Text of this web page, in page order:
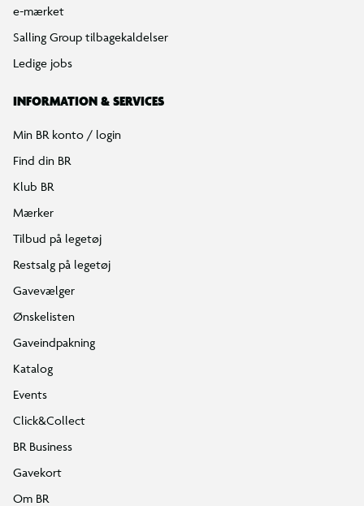
e-mærket
Salling Group tilbagekaldelser
Ledige jobs
INFORMATION & SERVICES
Min BR konto / login
Find din BR
Klub BR
Mærker
Tilbud på legetøj
Restsalg på legetøj
Gavevælger
Ønskelisten
Gaveindpakning
Katalog
Events
Click&Collect
BR Business
Gavekort
Om BR